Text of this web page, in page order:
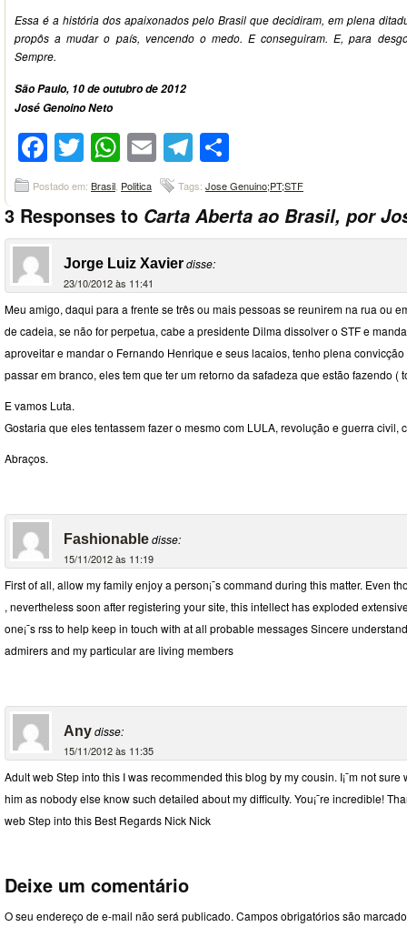
Essa é a história dos apaixonados pelo Brasil que decidiram, em plena
propôs a mudar o país, vencendo o medo. E conseguiram. E, para
Sempre.
São Paulo, 10 de outubro de 2012
José Genoino Neto
Facebook
Twitter
WhatsApp
EmailTelegram
Postado em: Brasil Politica Tags: Jose Genuino;PT;STF
3 Responses to Carta Aberta ao Brasil, por
Jorge Luiz Xavierdisse:
23/10/2012 às 11:41
Meu amigo, daqui para a frente se três ou mais pessoas se reunirem na rua ou
de cadeia, se não for perpetua, cabe a presidente Dilma dissolver o STF e
aproveitar e mandar o Fernando Henrique e seus lacaios, tenho plena
passar em branco, eles tem que ter um retorno da safadeza que estão fazendo
E vamos Luta.
Gostaria que eles tentassem fazer o mesmo com LULA, revolução e guerra civil,
Abraços.
Fashionabledisse:
15/11/2012 às 11:19
First of all, allow my family enjoy a person¡¯s command during this matter. Even
, nevertheless soon after registering your site, this intellect has exploded
one¡¯s rss to help keep in touch with at all probable messages Sincere
admirers and my particular are living members
Anydisse:
15/11/2012 às 11:35
Adult web Step into this I was recommended this blog by my cousin. I¡¯m not
him as nobody else know such detailed about my difficulty. You¡¯re incredible!
web Step into this Best Regards Nick Nick
Deixe um comentário
O seu endereço de e-mail não será publicado. Campos obrigatórios são